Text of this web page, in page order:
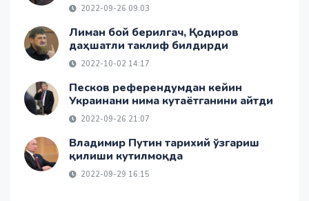
2022-09-26 09:03
Лиман бой берилгач, Қодиров
даҳшатли таклиф билдирди
2022-10-02 14:17
Песков референдумдан кейин
Украинани нима кутаётганини айтди
2022-09-26 21:07
Владимир Путин тарихий ўзгариш
қилиши кутилмоқда
2022-09-29 16:15